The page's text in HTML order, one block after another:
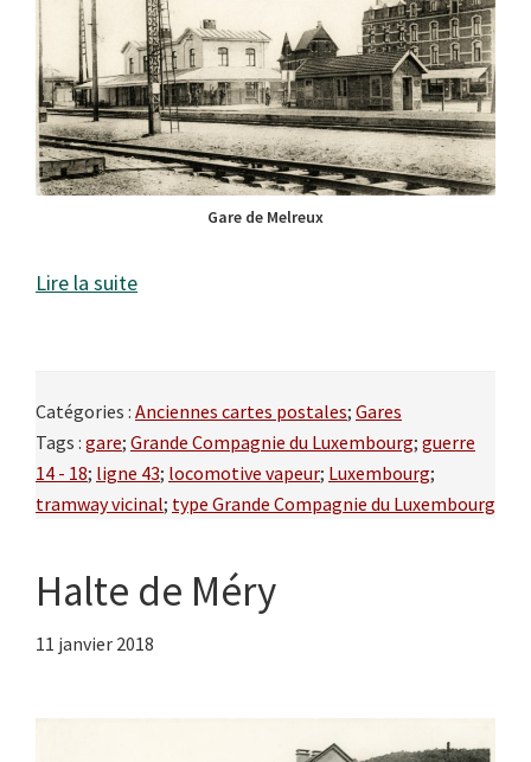
Gare de Melreux
Lire la suite
Catégories : Anciennes cartes postales; Gares
Tags : gare; Grande Compagnie du Luxembourg; guerre
14 - 18; ligne 43; locomotive vapeur; Luxembourg;
tramway vicinal; type Grande Compagnie du Luxembourg
Halte de Méry
11 janvier 2018